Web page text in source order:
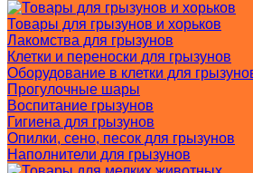
Товары для грызунов и хорьков
Лакомства для грызунов
Клетки и переноски для грызунов
Оборудование в клетки для
Прогулочные шары
Воспитание грызунов
Гигиена для грызунов
Опилки, сено, песок для грызунов
Наполнители для грызунов